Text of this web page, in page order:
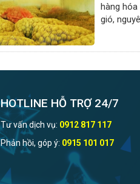
hàng
gió,
HOTLINE HỖ TRỢ 24/7
Tư vấn dịch vụ: 0912 817 117
Phản hồi, góp ý: 0915 101 017